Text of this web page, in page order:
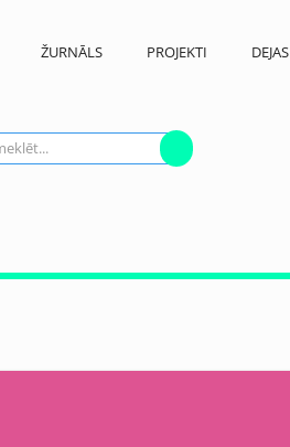
ŽURNĀLS PROJEKTI